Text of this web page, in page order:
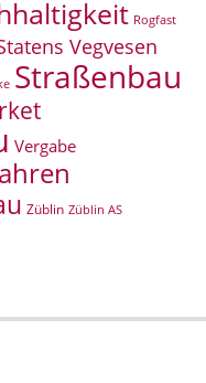
Rogfast
Vegvesen
Straßenbau
Vergabe
Züblin Züblin AS